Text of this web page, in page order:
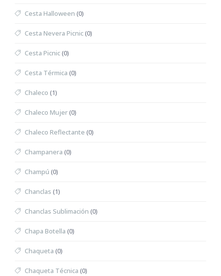
Cesta Halloween (0)
Cesta Nevera Picnic(0)
Cesta Picnic(0)
Cesta Térmica (0)
Chaleco (1)
Chaleco Mujer(0)
Chaleco Reflectante (0)
Champanera (0)
Champú (0)
Chanclas (1)
Chanclas Sublimación (0)
Chapa Botella (0)
Chaqueta (0)
Chaqueta Técnica (0)